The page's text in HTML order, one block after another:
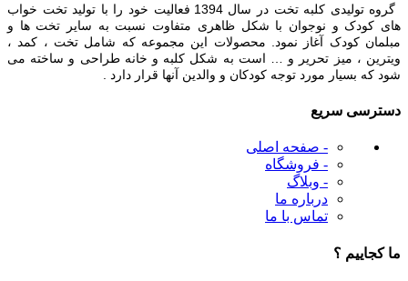
گروه تولیدی کلبه تخت در سال 1394 فعالیت خود را با تولید تخت خواب
های کودک و نوجوان با شکل ظاهری متفاوت نسبت به سایر تخت ها و
مبلمان کودک آغاز نمود. محصولات این مجموعه که شامل تخت ، کمد ،
ویترین ، میز تحریر و … است به شکل کلبه و خانه طراحی و ساخته می
شود که بسیار مورد توجه کودکان و والدین آنها قرار دارد .
دسترسی سریع
- صفحه اصلی
- فروشگاه
- وبلاگ
درباره ما
تماس با ما
ما کجاییم ؟